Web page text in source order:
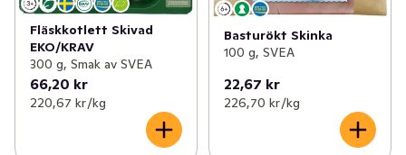
Fläskkotlett Skivad
EKO/KRAV
300 g, Smak av SVEA
66,20 kr
220,67 kr /kg
Basturökt Skinka
100 g, SVEA
22,67 kr
226,70 kr /kg